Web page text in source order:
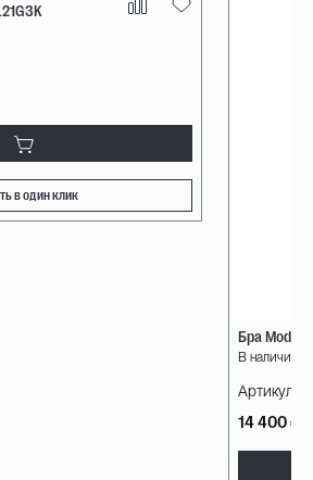
в один клик
Бра
В наличии 3
Артикул:
14 400 ₽